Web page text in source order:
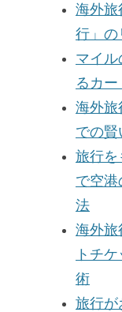
海外旅
行」の
マイ
るカ
海外旅
での
旅行を
で空
法
海外旅
トチ
術
旅行が